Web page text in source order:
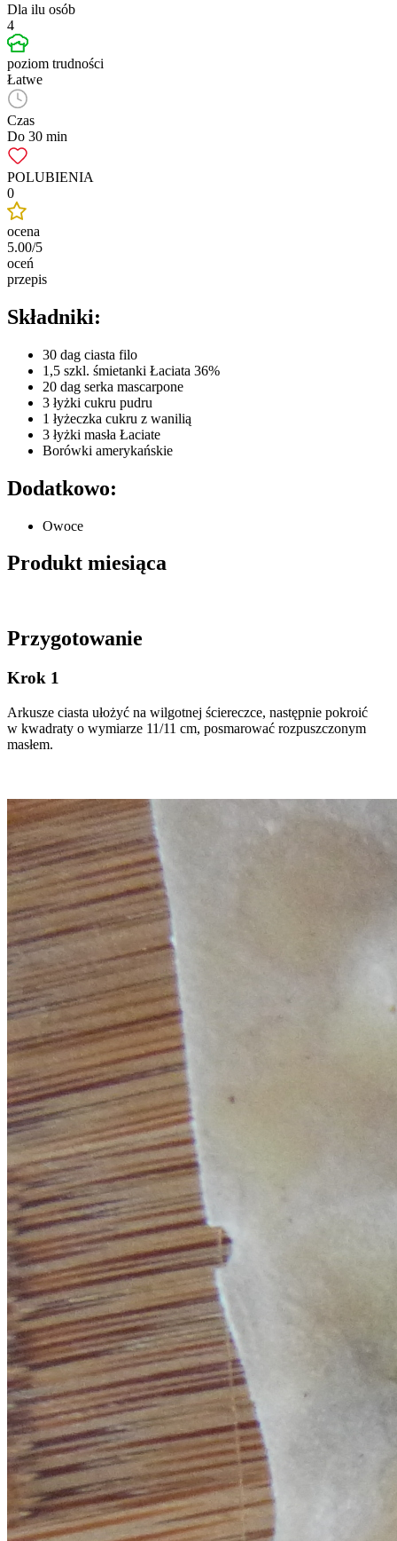
Dla ilu osób
4
poziom trudności
Łatwe
Czas
Do 30 min
POLUBIENIA
0
ocena
5.00/5
oceń
przepis
Składniki:
30 dag ciasta filo
1,5 szkl. śmietanki Łaciata 36%
20 dag serka mascarpone
3 łyżki cukru pudru
1 łyżeczka cukru z wanilią
3 łyżki masła Łaciate
Borówki amerykańskie
Dodatkowo:
Owoce
Produkt miesiąca
Przygotowanie
Krok 1
Arkusze ciasta ułożyć na wilgotnej ściereczce, następnie pokroić
w kwadraty o wymiarze 11/11 cm, posmarować rozpuszczonym
masłem.